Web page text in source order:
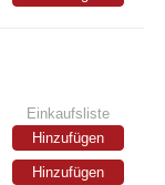
Einkaufsliste
Hinzufügen
Hinzufügen